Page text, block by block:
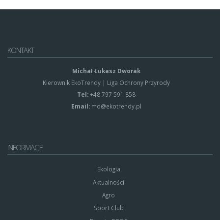
KONTAKT
Michał Łukasz Dworak
Kierownik EkoTrendy | Liga Ochrony Przyrody
Tel:+48 797 591 858
Email: md@ekotrendy.pl
INFORMACJE
Ekologia
Aktualności
Agro
Sport Club